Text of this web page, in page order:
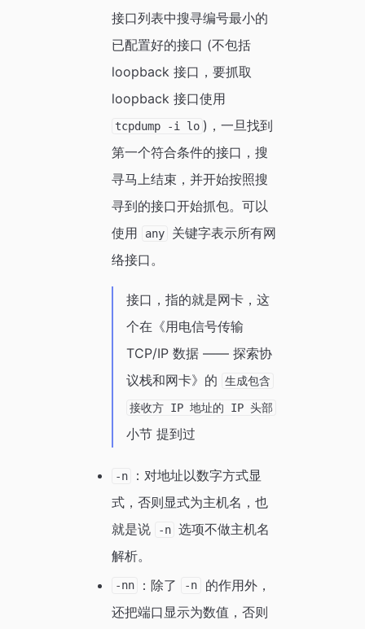
接口列表中搜寻编号最小的
已配置好的接口 (不包括
loopback 接口，要抓取
loopback 接口使用
tcpdump -i lo )，一旦找到
第一个符合条件的接口，搜
寻马上结束，并开始按照搜
寻到的接口开始抓包。可以
使用
any
关键字表示所有网
络接口。
接口，指的就是网卡，这
个在《用电信号传输
TCP/IP 数据 —— 探索协
议栈和网卡》的
生成包含
接收方 IP 地址的 IP 头部
小节 提到过
-n
：对地址以数字方式显
式，否则显式为主机名，也
就是说
-n 选项不做主机名
解析。
-nn ：除了 -n
的作用外，
还把端口显示为数值，否则